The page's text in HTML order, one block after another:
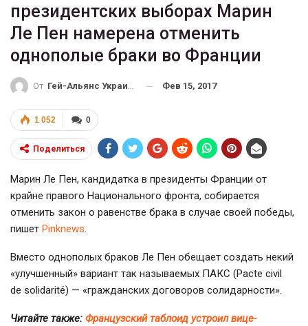
президентских выборах Марин
Ле Пен намерена отменить
однополые браки во Франции
От Гей-Альянс Украина Фев 15, 2017
0
1 052
Поделиться
Марин Ле Пен, кандидатка в президенты Франции от
крайне правого Национального фронта, собирается
отменить закон о равенстве брака в случае своей победы,
пишет Pinknews.
Вместо однополых браков Ле Пен обещает создать некий
«улучшенный» вариант так называемых ПАКС (Pacte civil
de solidarité) — «гражданских договоров солидарности».
Читайте также: Французский таблоид устроил вице-